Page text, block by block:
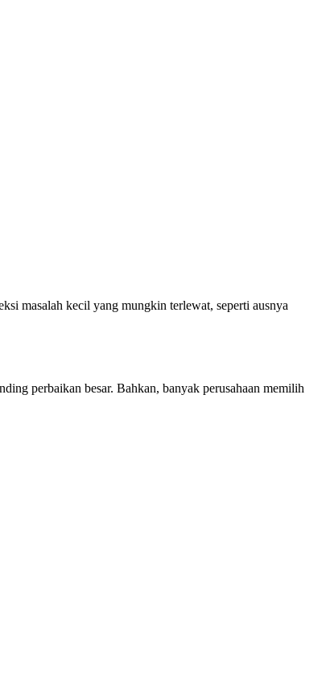
masalah kecil yang mungkin terlewat, seperti ausnya
perbaikan besar. Bahkan, banyak perusahaan memilih